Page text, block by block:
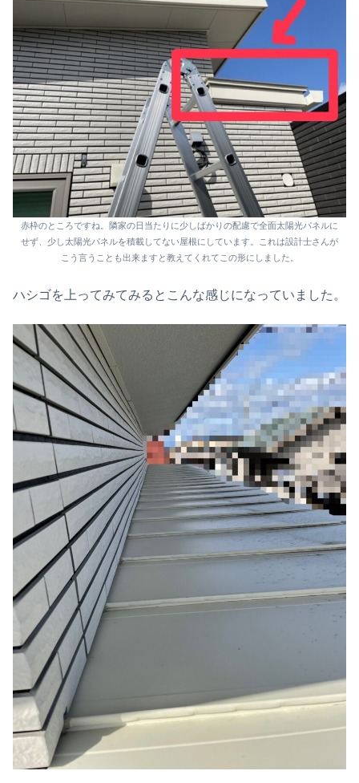
赤枠のところですね。隣家の日当たりに少しばかりの配慮で全面太陽光パネルに
せず、少し太陽光パネルを積載してない屋根にしています。これは設計士さんが
こう言うことも出来ますと教えてくれてこの形にしました。
ハシゴを上ってみてみるとこんな感じになっていました。